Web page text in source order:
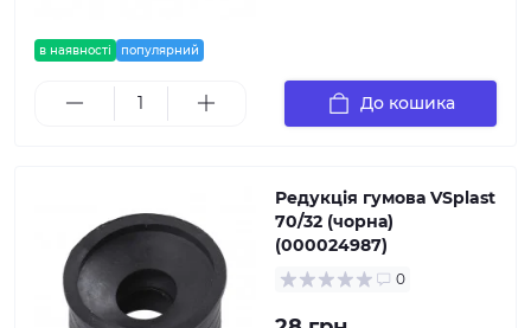
в наявності популярний
До кошика
Редукція гумова VSplast
70/32 (чорна)
(000024987)
0